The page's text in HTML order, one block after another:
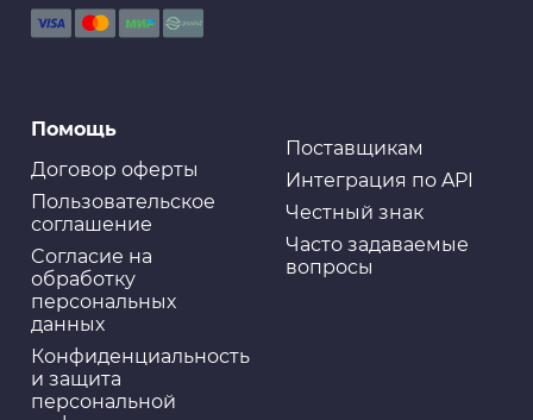
Быстрый старт 520 мл 3ton TC-527
Присадки и модификаторы
Присадка в масло RINKAI Антидым, банка. 443мл
(1/24)
Помощь
Договор оферты
Пользовательское
соглашение
Cогласие на
обработку
персональных
данных
Конфиденциальность
и защита
персональной
Поставщикам
Интеграция по API
Честный знак
Часто задаваемые
вопросы